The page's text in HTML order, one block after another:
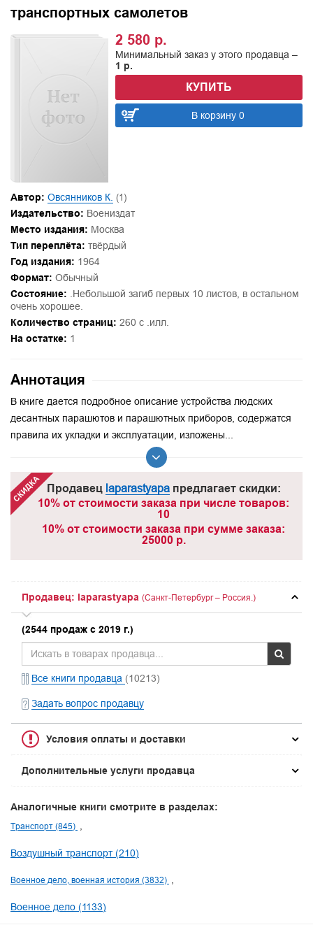
транспортных самолетов
2 580 р.
Минимальный заказ у этого продавца –
1 р.
КУПИТЬ
В корзину 0
Автор: Овсянников К. (1)
Издательство: Воениздат
Место издания: Москва
Тип переплёта: твёрдый
Год издания: 1964
Формат: Обычный
Состояние: .Небольшой загиб первых 10 листов, в остальном
очень хорошее.
Количество страниц: 260 с .илл.
На остатке: 1
Аннотация
В книге дается подробное описание устройства людских
десантных парашютов и парашютных приборов, содержатся
правила их укладки и эксплуатации, изложены...
Продавец laparastyapaпредлагает скидки:
10% от стоимости заказа при числе товаров:
10
10% от стоимости заказа при сумме заказа:
25000 р.
Продавец: laparastyapa (Санкт-Петербург – Россия.)
(2544 продаж с 2019 г.)
Все книги продавца (10213)
Задать вопрос продавцу
Условия оплаты и доставки
Дополнительные услуги продавца
Аналогичные книги смотрите в разделах:
Транспорт (845)
Воздушный транспорт (210)
Военное дело, военная история (3832)
Военное дело (1133)